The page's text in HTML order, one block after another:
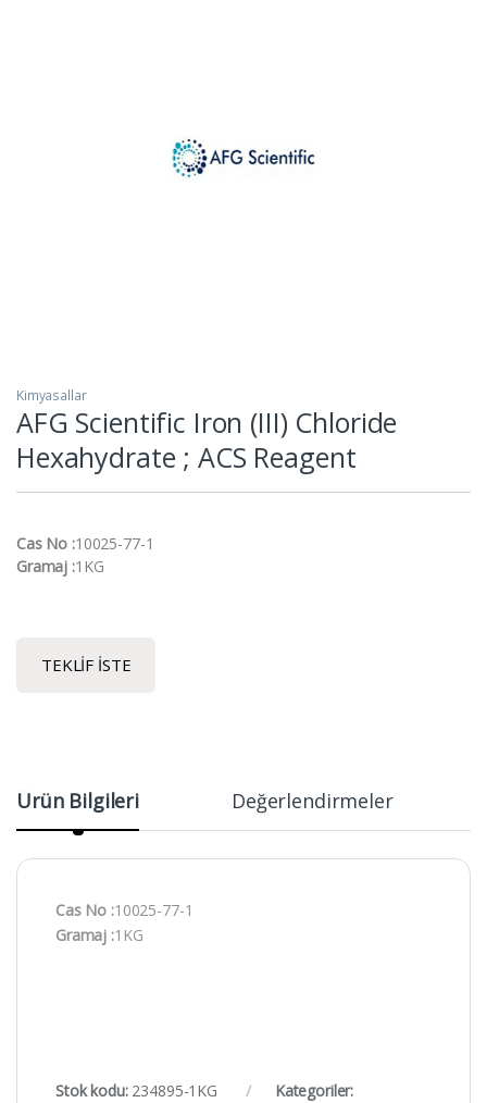
Kimyasallar
AFG Scientific Iron (III) Chloride
Hexahydrate ; ACS Reagent
Cas No :10025-77-1
Gramaj :1KG
TEKLIF İSTE
Ürün Bilgileri Değerlendirmeler
Cas No :10025-77-1
Gramaj :1KG
Stok kodu: 234895-1KG
Kategoriler: